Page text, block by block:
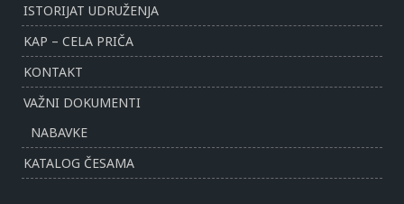
ISTORIJAT UDRUŽENJA
KAP – CELA PRIČA
KONTAKT
VAŽNI DOKUMENTI
NABAVKE
KATALOG ČESAMA